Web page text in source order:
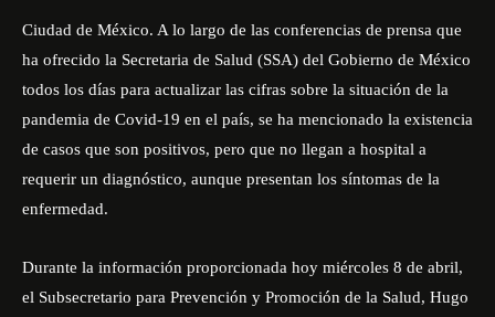
Ciudad de México. A lo largo de las conferencias de prensa que
ha ofrecido la Secretaria de Salud (SSA) del Gobierno de México
todos los días para actualizar las cifras sobre la situación de la
pandemia de Covid-19 en el país, se ha mencionado la existencia
de casos que son positivos, pero que no llegan a hospital a
requerir un diagnóstico, aunque presentan los síntomas de la
enfermedad.
Durante la información proporcionada hoy miércoles 8 de abril,
el Subsecretario para Prevención y Promoción de la Salud, Hugo